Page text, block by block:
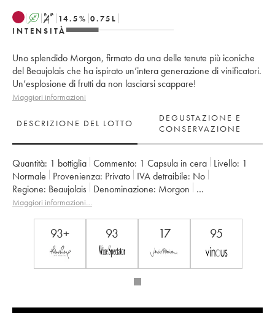
A S 14.5% 0.75 L
INTENSITÀ
Uno splendido Morgon, firmato da una delle tenute più iconiche
del Beaujolais che ha ispirato un’intera generazione di vinificatori.
Un’esplosione di frutti da non lasciarsi scappare!
Maggiori informazioni
DESCRIZIONE DEL LOTTO
DEGUSTAZIONE E
CONSERVAZIONE
Quantità: 1 bottiglia Commento: 1 Capsula in cera Livello: 1
Normale
Provenienza: privato IVA detraibile:
no
Regione:
Beaujolais Denominazione:
Morgon
Proprietario:
Marcel Lapierre (Domaine)
Maggiori informazioni…
93+ 93 17 95